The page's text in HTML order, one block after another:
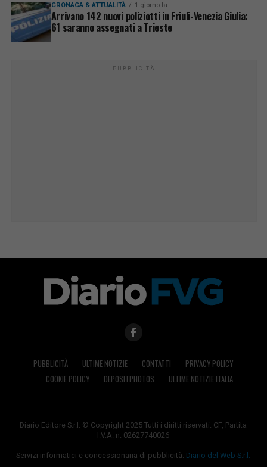
CRONACA & ATTUALITÀ 1 giorno fa
Arrivano 142 nuovi poliziotti in Friuli-Venezia Giulia:
61 saranno assegnati a Trieste
PUBBLICITÀ
PUBBLICITÀ ULTIME NOTIZIE CONTATTI
PRIVACY POLICY
COOKIE POLICY
DEPOSITPHOTOS ULTIME NOTIZIE ITALIA
Diario Editore S.r.l. © Copyright 2025 Tutti i diritti riservati. CF, Partita
I.V.A. n. 02627740026
Servizi informatici e concessionaria di pubblicità: Diario del Web S.r.l.